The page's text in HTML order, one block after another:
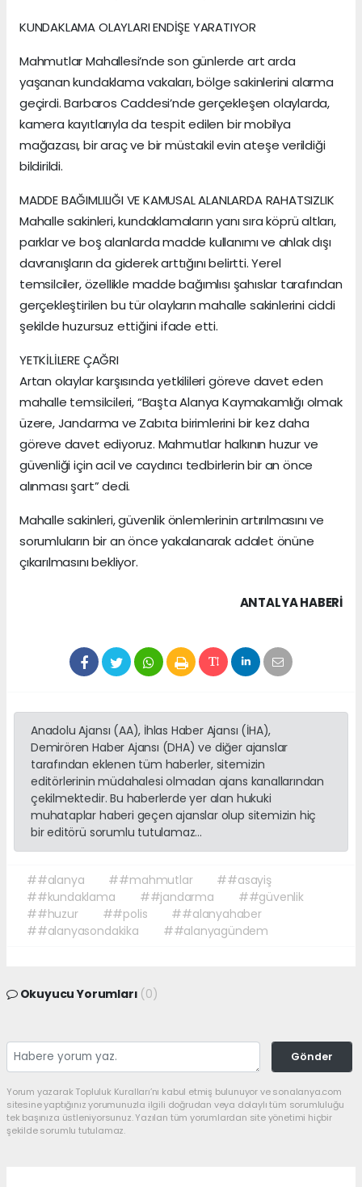
KUNDAKLAMA OLAYLARI ENDİŞE YARATIYOR
Mahmutlar Mahallesi’nde son günlerde art arda
yaşanan kundaklama vakaları, bölge sakinlerini alarma
geçirdi. Barbaros Caddesi’nde gerçekleşen olaylarda,
kamera kayıtlarıyla da tespit edilen bir mobilya
mağazası, bir araç ve bir müstakil evin ateşe verildiği
bildirildi.
MADDE BAĞIMLILIĞI VE KAMUSAL ALANLARDA RAHATSIZLIK
Mahalle sakinleri, kundaklamaların yanı sıra köprü altları,
parklar ve boş alanlarda madde kullanımı ve ahlak dışı
davranışların da giderek arttığını belirtti. Yerel
temsilciler, özellikle madde bağımlısı şahıslar tarafından
gerçekleştirilen bu tür olayların mahalle sakinlerini ciddi
şekilde huzursuz ettiğini ifade etti.
YETKİLİLERE ÇAĞRI
Artan olaylar karşısında yetkilileri göreve davet eden
mahalle temsilcileri, “Başta Alanya Kaymakamlığı olmak
üzere, Jandarma ve Zabıta birimlerini bir kez daha
göreve davet ediyoruz. Mahmutlar halkının huzur ve
güvenliği için acil ve caydırıcı tedbirlerin bir an önce
alınması şart” dedi.
Mahalle sakinleri, güvenlik önlemlerinin artırılmasını ve
sorumluların bir an önce yakalanarak adalet önüne
çıkarılmasını bekliyor.
ANTALYA HABERİ
Anadolu Ajansı (AA), İhlas Haber Ajansı (İHA),
Demirören Haber Ajansı (DHA) ve diğer ajanslar
tarafından eklenen tüm haberler, sitemizin
editörlerinin müdahalesi olmadan ajans kanallarından
çekilmektedir. Bu haberlerde yer alan hukuki
muhataplar haberi geçen ajanslar olup sitemizin hiç
bir editörü sorumlu tutulamaz...
##alanya ##mahmutlar
##asayiş
##kundaklama
##jandarma
##güvenlik
##huzur
##polis
##alanyahaber
##alanyasondakika
##alanyagündem
Okuyucu Yorumları (0)
Gönder
Yorum yazarak Topluluk Kuralları’nı kabul etmiş bulunuyor ve sonalanya.com
sitesine yaptığınız yorumunuzla ilgili doğrudan veya dolaylı tüm sorumluluğu
tek başınıza üstleniyorsunuz. Yazılan tüm yorumlardan site yönetimi hiçbir
şekilde sorumlu tutulamaz.